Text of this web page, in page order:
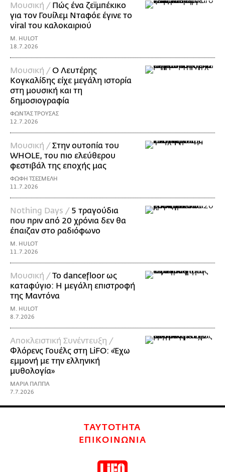
Μουσική / Πώς ένα ζεϊμπέκικο
για τον Γουίλεμ Νταφόε έγινε το
viral του καλοκαιριού
M. HULOT
18.7.2026
Μουσική /Ο Λευτέρης
Κογκαλίδης είχε μεγάλη ιστορία
στη μουσική και τη
δημοσιογραφία
ΦΩΝΤΑΣ ΤΡΟΥΣΑΣ
12.7.2026
Μουσική /Στην ουτοπία του
WHOLE, του πιο ελεύθερου
φεστιβάλ της εποχής μας
ΦΩΦΗ ΤΣΕΣΜΕΛΗ
11.7.2026
Nothing Days / 5 τραγούδια
που πριν από 20 χρόνια δεν θα
έπαιζαν στο ραδιόφωνο
M. HULOT
11.7.2026
Μουσική /Το dancefloor ως
καταφύγιο: Η μεγάλη επιστροφή
της Μαντόνα
M. HULOT
8.7.2026
Αποκλειστική Συνέντευξη /
Φλόρενς Γουέλς στη LiFO: «Έχω
εμμονή με την ελληνική
μυθολογία»
ΜΑΡΙΑ ΠΑΠΠΑ
7.7.2026
ΤΑΥΤΟΤΗΤΑ
ΕΠΙΚΟΙΝΩΝΙΑ